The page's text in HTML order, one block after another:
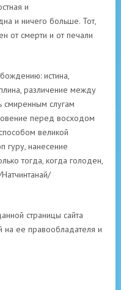
и
и ничего больше. Тот,
от смерти и от печали
истина,
различение между
слугам
перед восходом
великой
гуру, нанесение
тогда, когда голоден,
страницы сайта
на ее правообладателя и